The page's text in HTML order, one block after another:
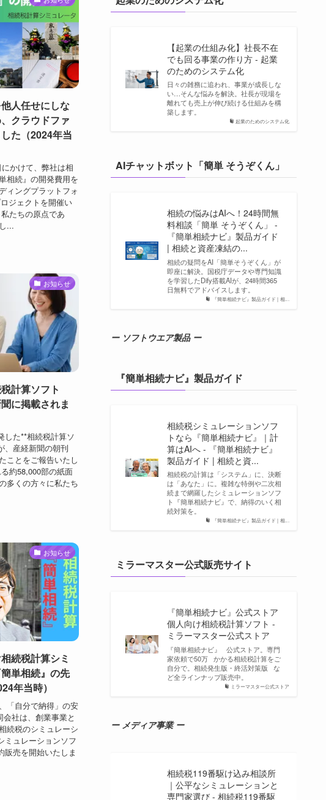
人任せにしな
クラウドファ
た（2024年当
かけて、弊社は相
相続』の開発費用を
ィングプラットフォ
ジェクトを開催い
たちの原点であ
...
お知らせ
計算ソフト
に掲載されま
した**相続税計算ソ
、産経新聞の朝刊
ことをご報告いたし
約58,000部の紙面
多くの方々に私たち
お知らせ
続税計算シミ
単相続』の先
年当時）
「自分で納得」の安
社は、創業事業と
続税のシミュレーシ
ミュレーションソフ
販売を開始いたしま
起業のためのシステム化
【起業の仕組み化】社長不在
でも回る事業の作り方 - 起業
のためのシステム化
日々の雑務に追われ、事業が成長しな
い…そんな悩みを解決。社長が現場を
離れても売上が伸び続ける仕組みを構
築します。
AIチャットボット「簡単 そうぞくん」
『簡単相続ナビ』製品ガイド | 相...
相続の悩みはAIへ！24時間無
料相談「簡単 そうぞくん」 -
『簡単相続ナビ』製品ガイド
| 相続と資産凍結の...
相続の疑問をAI「簡単そうぞくん」が
即座に解決。国税庁データや専門知識
を学習したDify搭載AIが、24時間365
日無料でアドバイスします。
ー ソフトウエア製品 ー
『簡単相続ナビ』製品ガイド
『簡単相続ナビ』製品ガイド | 相...
相続税シミュレーションソフ
トなら『簡単相続ナビ』｜計
算はAIへ - 『簡単相続ナビ』
製品ガイド | 相続と資...
相続税の計算は「システム」に、決断
は「あなた」に。複雑な特例や二次相
続まで網羅したシミュレーションソフ
ト『簡単相続ナビ』で、納得のいく相
続対策を。
ミラーマスター公式販売サイト
ミラーマスター公式ストア
『簡単相続ナビ』公式ストア
個人向け相続税計算ソフト -
ミラーマスター公式ストア
『簡単相続ナビ』 公式ストア。専門
家依頼で50万 かかる相続税計算をご
自分で。相続発生版・終活対策版 な
ど全ラインナップ販売中。
ー メディア事業 ー
相続税119番駆け込み相談所
｜公平なシミュレーションと
専門家選び - 相続税119番駆